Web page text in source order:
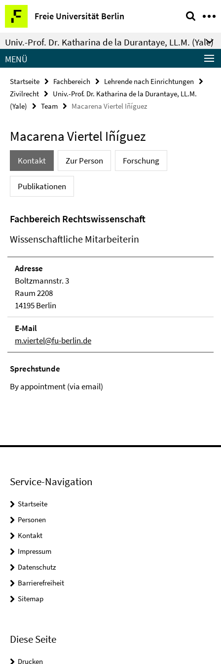
Springe
direkt
zu
Inhalt
Freie Universität Berlin
Service-
Navigation
Univ.-Prof. Dr. Katharina de la Durantaye, LL.M. (Yale)
MENÜ
Startseite Fachbereich
Lehrende nach Einrichtungen
Zivilrecht
Univ.-Prof. Dr. Katharina de la Durantaye, LL.M.
(Yale)
Team Macarena Viertel Iñíguez
Macarena Viertel Iñíguez
Kontakt Zur Person Forschung
Publikationen
Fachbereich Rechtswissenschaft
Wissenschaftliche Mitarbeiterin
Adresse
Boltzmannstr. 3
Raum 2208
14195 Berlin
E-Mail
m.viertel@fu-berlin.de
Sprechstunde
By appointment (via email)
Service-Navigation
Startseite
Personen
Kontakt
Impressum
Datenschutz
Barrierefreiheit
Sitemap
Diese Seite
Drucken